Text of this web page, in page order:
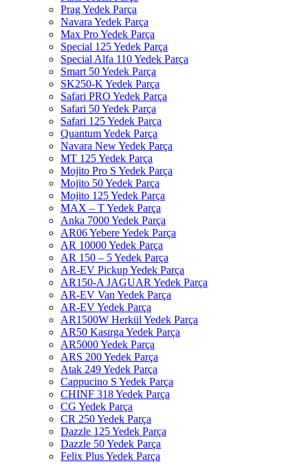
Prag Yedek Parça
Navara Yedek Parça
Max Pro Yedek Parça
Special 125 Yedek Parça
Special Alfa 110 Yedek Parça
Smart 50 Yedek Parça
SK250-K Yedek Parça
Safari PRO Yedek Parça
Safari 50 Yedek Parça
Safari 125 Yedek Parça
Quantum Yedek Parça
Navara New Yedek Parça
MT 125 Yedek Parça
Mojito Pro S Yedek Parça
Mojito 50 Yedek Parça
Mojito 125 Yedek Parça
MAX – T Yedek Parça
Anka 7000 Yedek Parça
AR06 Yebere Yedek Parça
AR 10000 Yedek Parça
AR 150 – 5 Yedek Parça
AR-EV Pickup Yedek Parça
AR150-A JAGUAR Yedek Parça
AR-EV Van Yedek Parça
AR-EV Yedek Parça
AR1500W Herkül Yedek Parça
AR50 Kasırga Yedek Parça
AR5000 Yedek Parça
ARS 200 Yedek Parça
Atak 249 Yedek Parça
Cappucino S Yedek Parça
CHINF 318 Yedek Parça
CG Yedek Parça
CR 250 Yedek Parça
Dazzle 125 Yedek Parça
Dazzle 50 Yedek Parça
Felix Plus Yedek Parça